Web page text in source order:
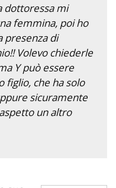
dottoressa mi
femmina, poi ho
presenza di
Volevo chiederle
Y può essere
figlio, che ha solo
sicuramente
un altro